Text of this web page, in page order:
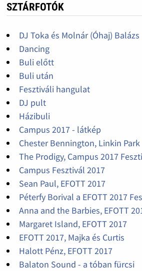
SZTÁRFOTÓK
DJ Toka és Molnár (Óhaj) Balázs
Dancing
Buli előtt
Buli után
Fesztiváli hangulat
DJ pult
Házibuli
Campus 2017 - látkép
Chester Bennington, Linkin Park
The Prodigy, Campus 2017
Campus Fesztivál 2017
Sean Paul, EFOTT 2017
Péterfy Borival a EFOTT 2017
Anna and the Barbies, EFOTT
Margaret Island, EFOTT 2017
EFOTT 2017, Majka és Curtis
Halott Pénz, EFOTT 2017
Balaton Sound - a tóban fürcsi